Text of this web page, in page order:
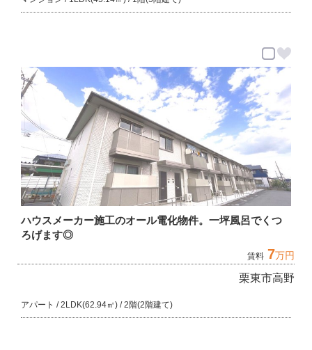
ハウスメーカー施工のオール電化物件。一坪風呂でくつ
ろげます◎
栗東市高野
賃料 7万円
アパート / 2LDK(62.94㎡) / 2階(2階建て)